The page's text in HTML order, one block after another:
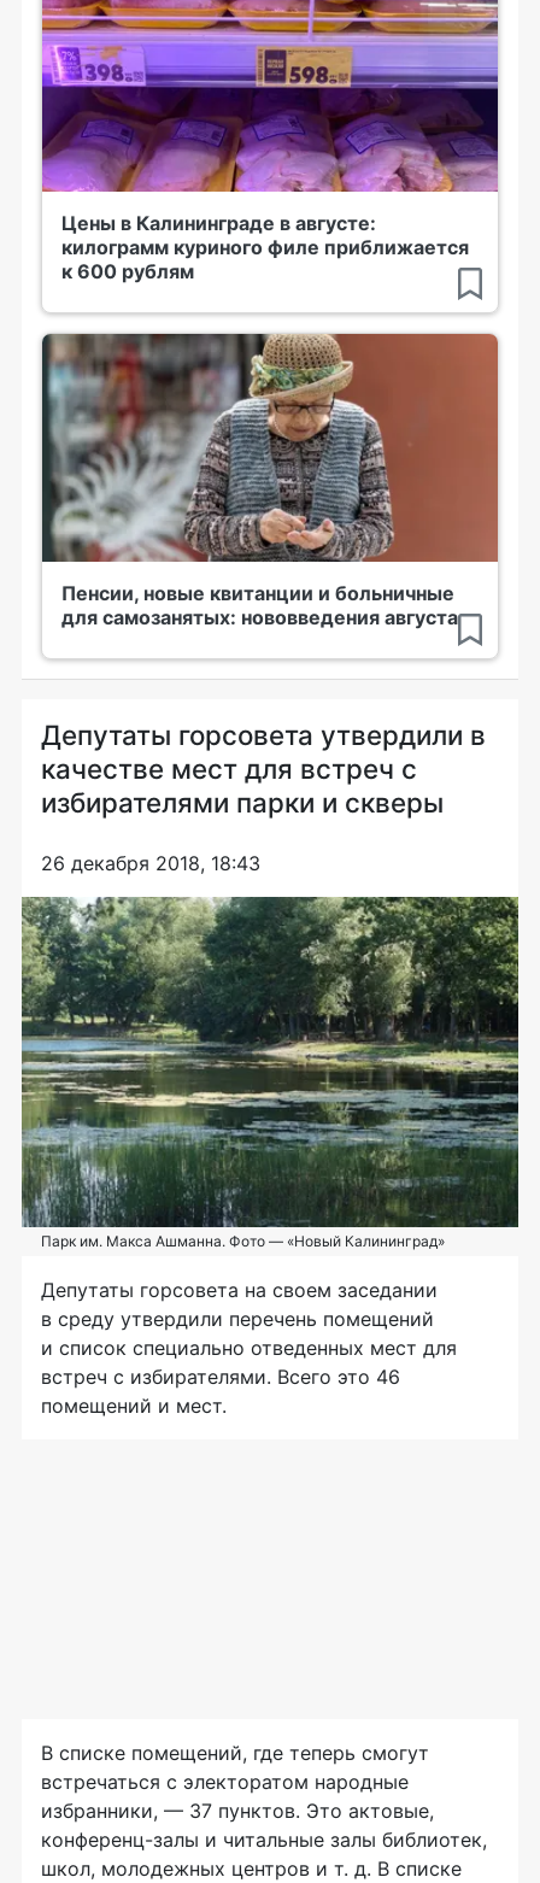
Цены в Калининграде в августе:
килограмм куриного филе приближается
к 600 рублям
Пенсии, новые квитанции и больничные
для самозанятых: нововведения августа
Депутаты горсовета утвердили в
качестве мест для встреч с
избирателями парки и скверы
26 декабря 2018, 18:43
Парк им. Макса Ашманна. Фото — «Новый Калининград»
Депутаты горсовета на своем заседании
в среду утвердили перечень помещений
и список специально отведенных мест для
встреч с избирателями. Всего это 46
помещений и мест.
В списке помещений, где теперь смогут
встречаться с электоратом народные
избранники, — 37 пунктов. Это актовые,
конференц-залы и читальные залы библиотек,
школ, молодежных центров и т. д. В списке